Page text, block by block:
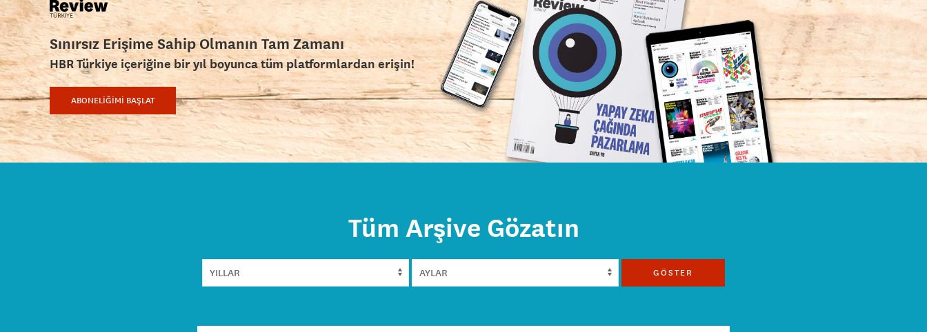
Sınırsız Erişime Sahip Olmanın Tam Zamanı
HBR Türkiye içeriğine bir yıl boyunca tüm platformlardan erişin!
ABONELİĞİMİ BAŞLAT
Tüm Arşive Gözatın
GÖSTER